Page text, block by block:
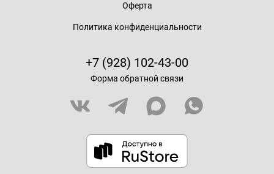
Оферта
Политика конфиденциальности
+7 (928) 102-43-00
Форма обратной связи